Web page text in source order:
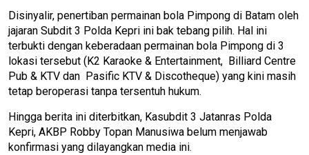
Disinyalir, penertiban permainan bola Pimpong di Batam oleh
jajaran Subdit 3 Polda Kepri ini bak tebang pilih. Hal ini
terbukti dengan keberadaan permainan bola Pimpong di 3
lokasi tersebut (K2 Karaoke & Entertainment, Billiard Centre
Pub & KTV dan Pasific KTV & Discotheque) yang kini masih
tetap beroperasi tanpa tersentuh hukum.
Hingga berita ini diterbitkan, Kasubdit 3 Jatanras Polda
Kepri, AKBP Robby Topan Manusiwa belum menjawab
konfirmasi yang dilayangkan media ini.